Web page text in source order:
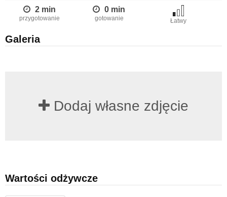
2 min
przygotowanie
0 min
gotowanie Łatwy
Galeria
Dodaj własne zdjęcie
Wartości odżywcze